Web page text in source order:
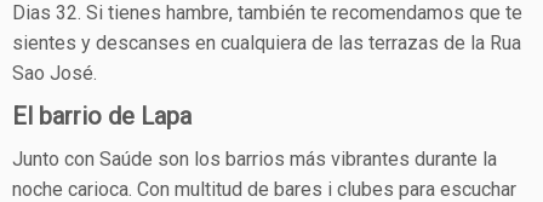
Dias 32. Si tienes hambre, también te recomendamos que te
sientes y descanses en cualquiera de las terrazas de la Rua
Sao José.
El barrio de Lapa
Junto con Saúde son los barrios más vibrantes durante la
noche carioca. Con multitud de bares i clubes para escuchar